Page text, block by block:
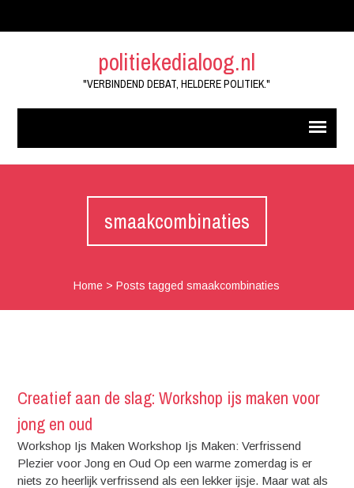
politiekedialoog.nl
"VERBINDEND DEBAT, HELDERE POLITIEK."
smaakcombinaties
Home >Posts tagged smaakcombinaties
Creatief aan de slag: Workshop ijs maken voor
jong en oud
Workshop Ijs Maken Workshop Ijs Maken: Verfrissend
Plezier voor Jong en Oud Op een warme zomerdag is er
niets zo heerlijk verfrissend als een lekker ijsje. Maar wat als